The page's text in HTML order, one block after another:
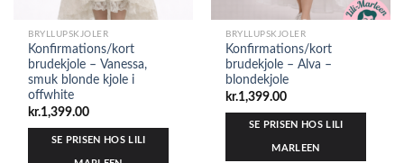
BRYLLUPSKJOLER
Konfirmations/kort
brudekjole – Vanessa,
smuk blonde kjole i
offwhite
kr.1,399.00
SE PRISEN HOS LILI
BRYLLUPSKJOLER
Konfirmations/kort
brudekjole – Alva –
blondekjole
kr.1,399.00
SE PRISEN HOS LILI
MARLEEN